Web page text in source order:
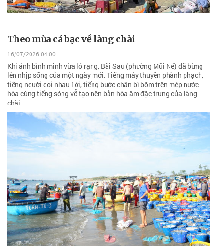
Theo mùa cá bạc về làng chài
16/07/2026 04:00
Khi ánh bình minh vừa ló rạng, Bãi Sau (phường Mũi Né) đã bừng
lên nhịp sống của một ngày mới. Tiếng máy thuyền phành phạch,
tiếng người gọi nhau í ới, tiếng bước chân bì bõm trên mép nước
hòa cùng tiếng sóng vỗ tạo nên bản hòa âm đặc trưng của làng
chài...